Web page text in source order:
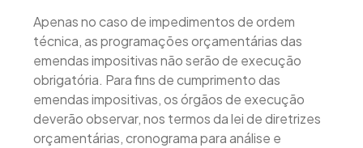
Apenas no caso de impedimentos de ordem
técnica, as programações orçamentárias das
emendas impositivas não serão de execução
obrigatória. Para fins de cumprimento das
emendas impositivas, os órgãos de execução
deverão observar, nos termos da lei de diretrizes
orçamentárias, cronograma para análise e